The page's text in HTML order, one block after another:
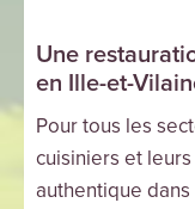
Une
en Ille-et-
Pour tous les
cuisiniers et
authentique